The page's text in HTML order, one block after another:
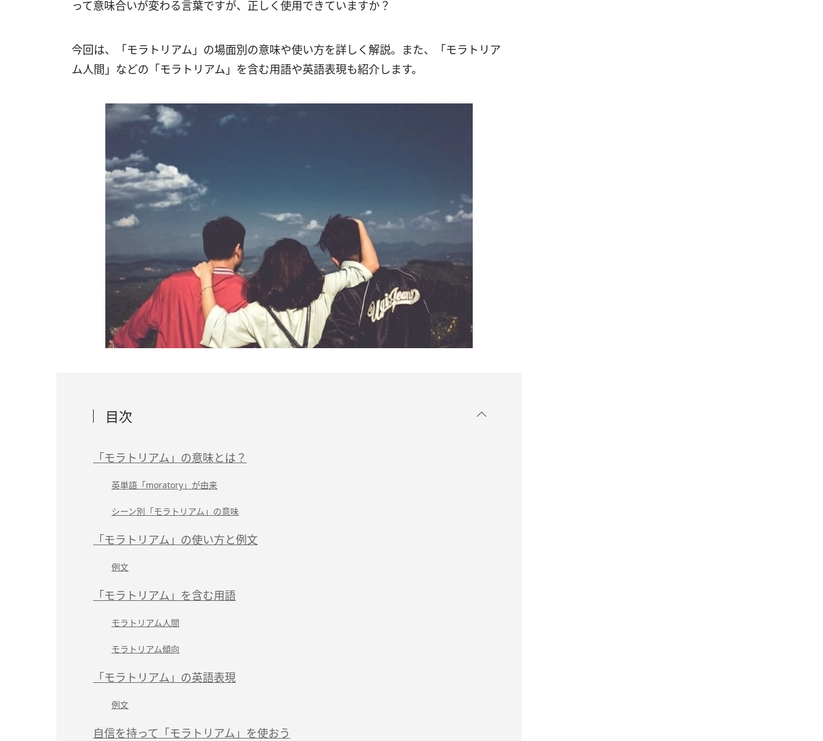
って意味合いが変わる言葉ですが、正しく使用できていますか？
今回は、「モラトリアム」の場面別の意味や使い方を詳しく解説。また、「モラトリア
ム人間」などの「モラトリアム」を含む用語や英語表現も紹介します。
目次
「モラトリアム」の意味とは？
英単語「moratory」が由来
シーン別「モラトリアム」の意味
「モラトリアム」の使い方と例文
例文
「モラトリアム」を含む用語
モラトリアム人間
モラトリアム傾向
「モラトリアム」の英語表現
例文
自信を持って「モラトリアム」を使おう